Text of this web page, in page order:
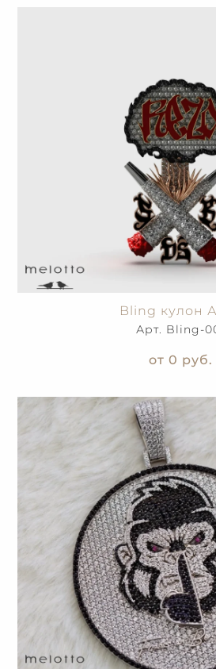
Bling кулон
Арт. Bling-
от 0 руб.